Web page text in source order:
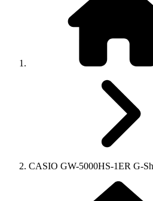
CASIO GW-5000HS-1ER G-